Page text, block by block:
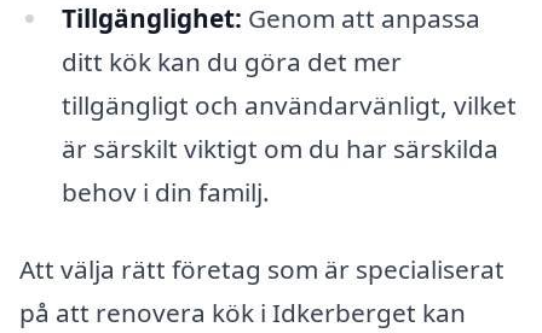
Tillgänglighet: Genom att anpassa
ditt kök kan du göra det mer
tillgängligt och användarvänligt, vilket
är särskilt viktigt om du har särskilda
behov i din familj.
Att välja rätt företag som är specialiserat
på att renovera kök i Idkerberget kan